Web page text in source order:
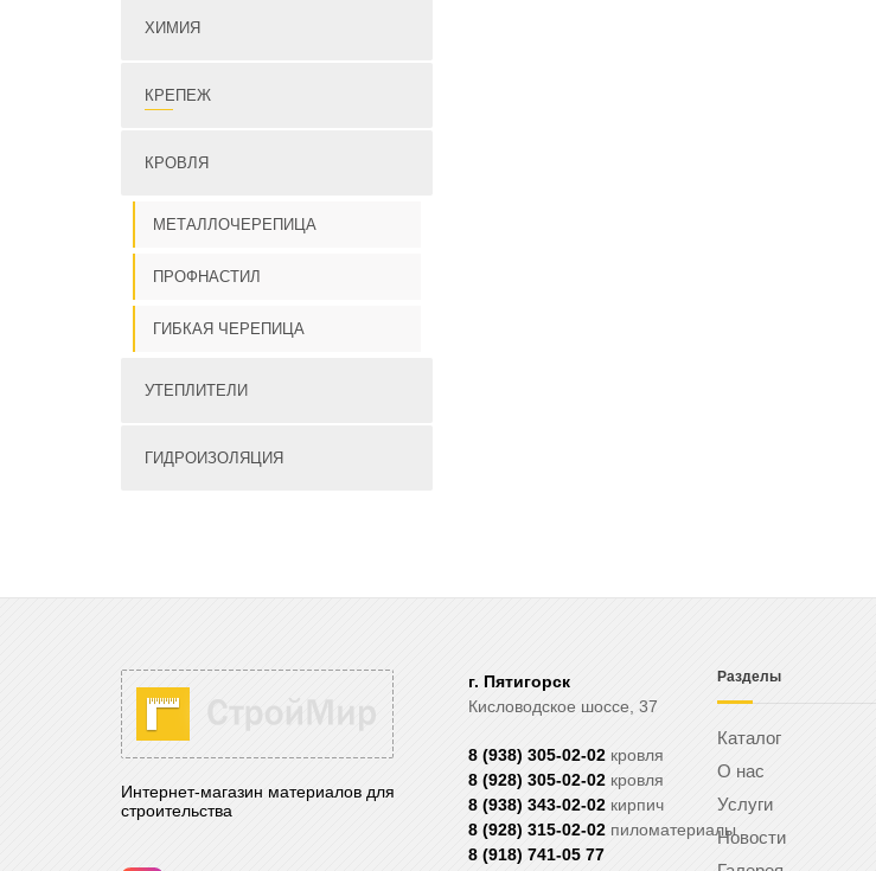
ХИМИЯ
КРЕПЕЖ
КРОВЛЯ
МЕТАЛЛОЧЕРЕПИЦА
ПРОФНАСТИЛ
ГИБКАЯ ЧЕРЕПИЦА
УТЕПЛИТЕЛИ
ГИДРОИЗОЛЯЦИЯ
Интернет-магазин материалов для
строительства
г. Пятигорск
Кисловодское шоссе, 37
8 (938) 305-02-02кровля
8 (928) 305-02-02кровля
8 (938) 343-02-02кирпич
8 (928) 315-02-02пиломатериалы
8 (918) 741-05 77
Разделы
Каталог
О нас
Услуги
Новости